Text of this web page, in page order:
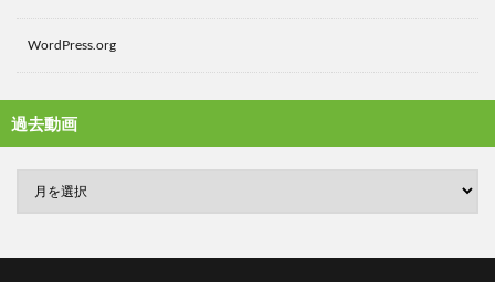
WordPress.org
過去動画